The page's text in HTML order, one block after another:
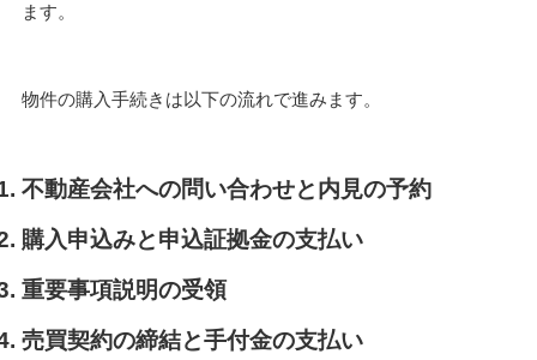
ます。
物件の購入手続きは以下の流れで進みます。
不動産会社への問い合わせと内見の予約
購入申込みと申込証拠金の支払い
重要事項説明の受領
売買契約の締結と手付金の支払い